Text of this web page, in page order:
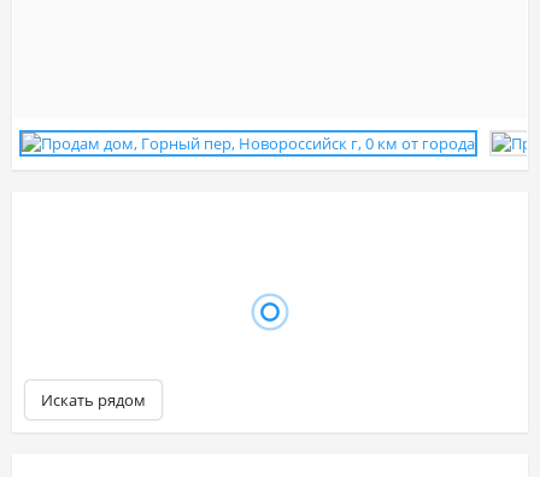
Искать рядом